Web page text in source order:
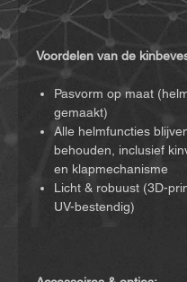
Voordelen van de
Pasvorm op maat
gemaakt)
Alle helmfuncties
behouden, inclusief
en klapmechanisme
Licht & robuust (3D-
UV-bestendig)